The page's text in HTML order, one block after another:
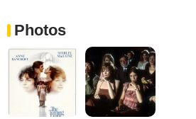
Photos